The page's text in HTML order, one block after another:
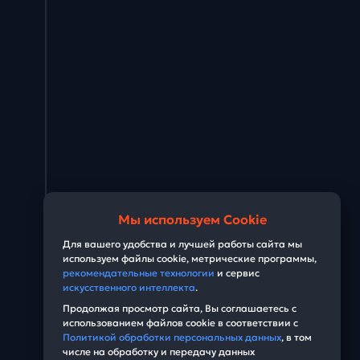
Мы используем Cookie
Для вашего удобства и лучшей работы сайта мы
используем файлы cookie, метрические программы,
рекомендательные технологии и сервис
искусственного интеллекта.
Продолжая просмотр сайта, Вы соглашаетесь с
использованием файлов cookie в соответствии с
Политикой обработки персональных данных, в том
числе на обработку и передачу данных